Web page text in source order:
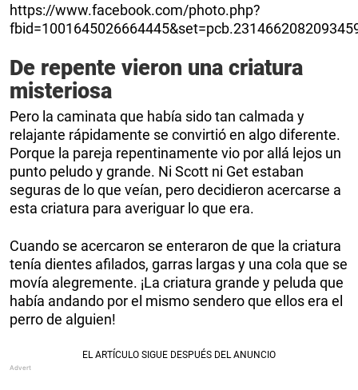
https://www.facebook.com/photo.php?
De repente vieron una criatura
misteriosa
Pero la caminata que había sido tan calmada y
relajante rápidamente se convirtió en algo diferente.
Porque la pareja repentinamente vio por allá lejos un
punto peludo y grande. Ni Scott ni Get estaban
seguras de lo que veían, pero decidieron acercarse a
esta criatura para averiguar lo que era.
Cuando se acercaron se enteraron de que la criatura
tenía dientes afilados, garras largas y una cola que se
movía alegremente. ¡La criatura grande y peluda que
había andando por el mismo sendero que ellos era el
perro de alguien!